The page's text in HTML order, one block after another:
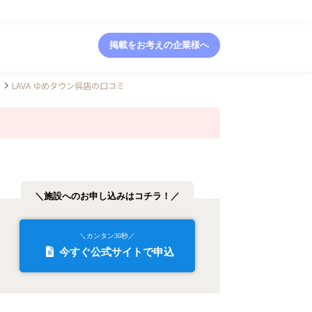
掲載をお考えの企業様へ
LAVA ゆめタウン呉店の口コミ
＼施設へのお申し込みはコチラ！／
＼カンタン30秒／
今すぐ公式サイトで申込